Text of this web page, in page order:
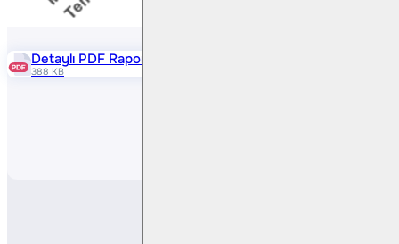
Detaylı PDF Raporu
388 KB